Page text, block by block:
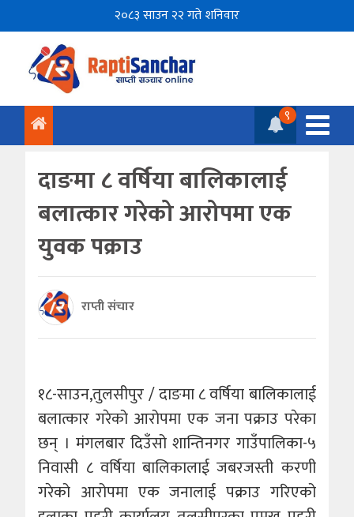
२०८३ साउन २२ गते शनिवार
९
दाङमा ८ वर्षिया बालिकालाई
बलात्कार गरेको आरोपमा एक
युवक पक्राउ
राप्ती संचार
१८-साउन,तुलसीपुर / दाङमा ८ वर्षिया बालिकालाई
बलात्कार गरेको आरोपमा एक जना पक्राउ परेका
छन् । मंगलबार दिउँसो शान्तिनगर गाउँपालिका-५
निवासी ८ वर्षिया बालिकालाई जबरजस्ती करणी
गरेको आरोपमा एक जनालाई पक्राउ गरिएको